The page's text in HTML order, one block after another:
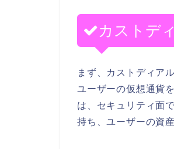
カストデ
まず、カストディア
ユーザーの仮想通貨
は、セキュリティ面
持ち、ユーザーの資